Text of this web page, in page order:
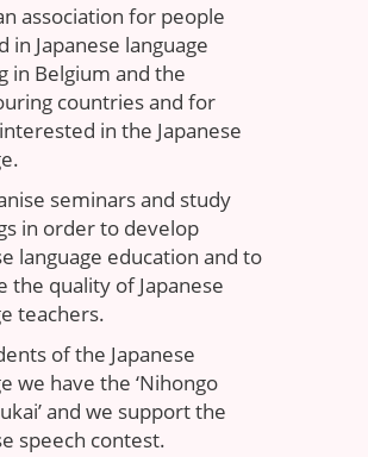
association for people
in Japanese language
in Belgium and the
countries and for
in the Japanese
seminars and study
in order to develop
language education and to
the quality of Japanese
teachers.
of the Japanese
we have the ‘Nihongo
and we support the
speech contest.